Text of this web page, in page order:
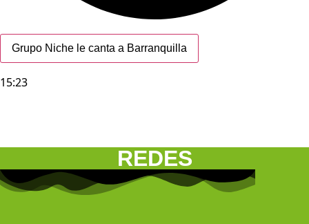
Grupo Niche le canta a Barranquilla
15:23
REDES